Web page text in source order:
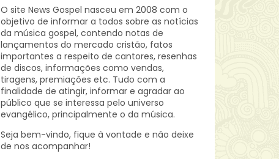
O site News Gospel nasceu em 2008 com o
objetivo de informar a todos sobre as notícias
da música gospel, contendo notas de
lançamentos do mercado cristão, fatos
importantes a respeito de cantores, resenhas
de discos, informações como vendas,
tiragens, premiações etc. Tudo com a
finalidade de atingir, informar e agradar ao
público que se interessa pelo universo
evangélico, principalmente o da música.
Seja bem-vindo, fique à vontade e não deixe
de nos acompanhar!